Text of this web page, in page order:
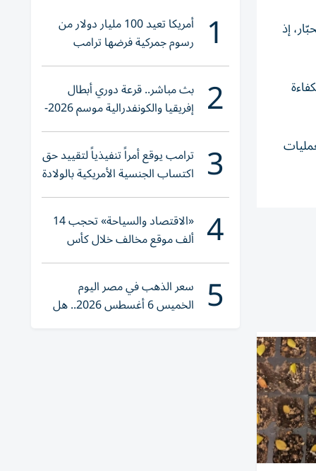
إذ
1 أمريكا تعيد 100 مليار دولار من
رسوم جمركية فرضها ترامب
2 بث مباشر.. قرعة دوري أبطال
إفريقيا والكونفدرالية موسم 2026-
2027
3 ترامب يوقع أمراً تنفيذياً لتقييد حق
اكتساب الجنسية الأمريكية بالولادة
4 «الاقتصاد والسياحة» تحجب 14
ألف موقع مخالف خلال كأس
العالم 2026
5 سعر الذهب في مصر اليوم
الخميس 6 أغسطس 2026.. هل